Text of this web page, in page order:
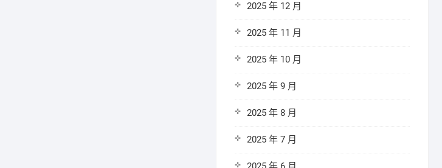
2025 年 12 月
2025 年 11 月
2025 年 10 月
2025 年 9 月
2025 年 8 月
2025 年 7 月